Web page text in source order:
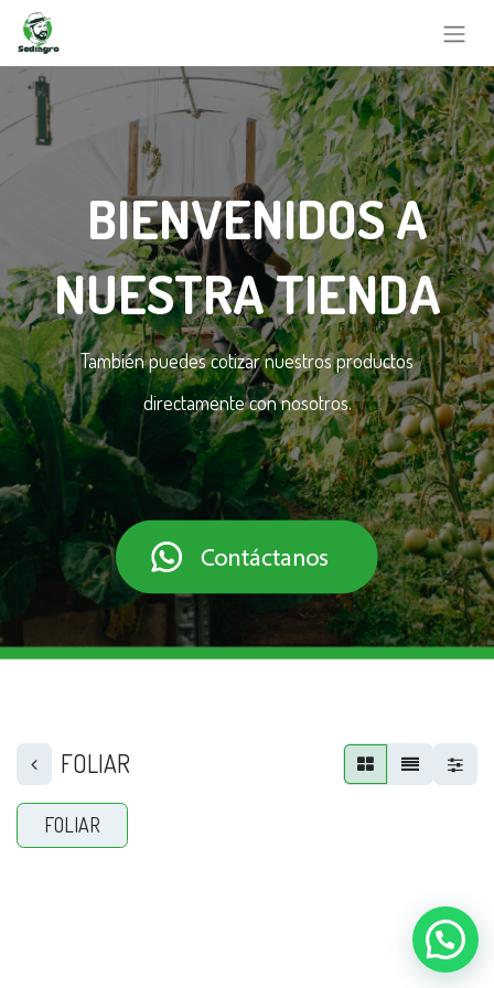
BIENVENIDOS A
NUESTRA TIENDA
También puedes cotizar nuestros productos
directamente con nosotros.
FOLIAR
FOLIAR